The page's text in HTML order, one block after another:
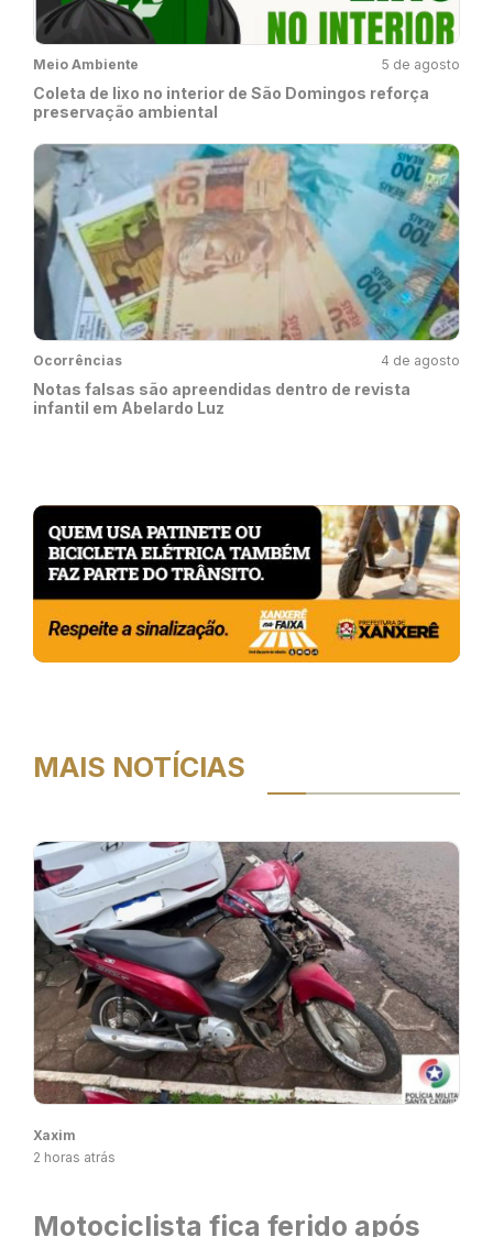
Meio Ambiente 5 de agosto
Coleta de lixo no interior de São Domingos reforça
preservação ambiental
Ocorrências 4 de agosto
Notas falsas são apreendidas dentro de revista
infantil em Abelardo Luz
MAIS NOTÍCIAS
Xaxim
2 horas atrás
Motociclista fica ferido após